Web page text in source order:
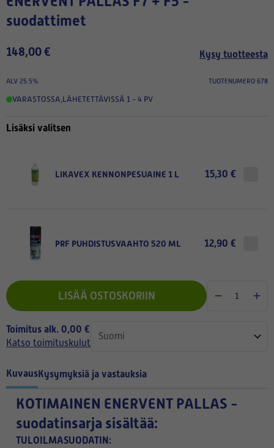
suodattimet
148,00 € Kysy tuotteesta
ALV 25.5% TUOTENUMERO 678
VARASTOSSA LÄHETETTÄVISSÄ 1 - 4 PV
Lisäksi valitsen
LIKAVEX KENNONPESUAINE 1 L 15,30 €
PRF PUHDISTUSVAAHTO 520 ML 12,90 €
LISÄÄ OSTOSKORIIN
Toimitus alk. 0,00 €
Katso toimituskulut
KuvausKysymyksiä ja vastauksia
KOTIMAINEN ENERVENT PALLAS -
suodatinsarja sisältää:
TULOILMASUODATIN: